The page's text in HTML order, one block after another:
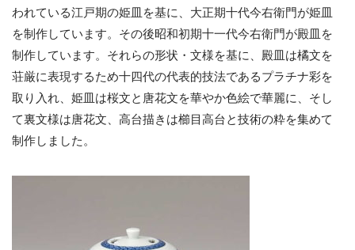
われている江戸期の姫皿を基に、大正期十代今右衛門が姫皿
を制作しています。その後昭和初期十一代今右衛門が殿皿を
制作しています。それらの形状・文様を基に、殿皿は橘文を
荘厳に表現するため十四代の代表的技法であるプラチナ彩を
取り入れ、姫皿は桜文と唐花文を華やか色絵で華麗に、そし
て裏文様は唐花文、高台描きは櫛目高台と技術の粋を集めて
制作しました。